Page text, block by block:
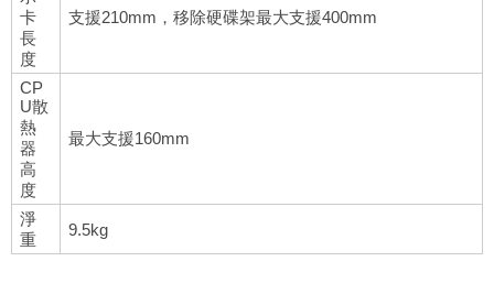
卡
長
度
支援210mm，移除硬碟架最大支援400mm
CP
U散
熱
器
高
度
最大支援160mm
淨
重
9.5kg